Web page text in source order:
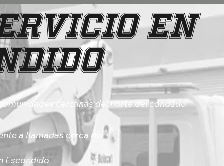
en
cercanas del norte del condado
a llamadas cerca de:
Escondido